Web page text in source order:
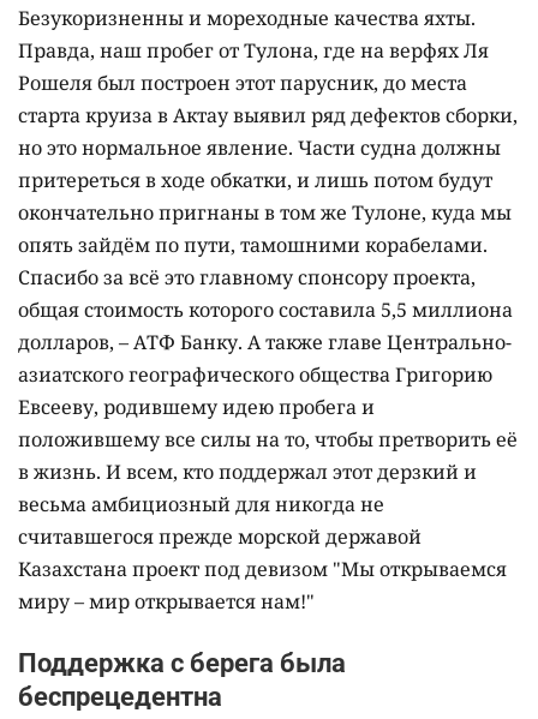
Безукоризненны и мореходные качества яхты.
Правда, наш пробег от Тулона, где на верфях Ля
Рошеля был построен этот парусник, до места
старта круиза в Актау выявил ряд дефектов сборки,
но это нормальное явление. Части судна должны
притереться в ходе обкатки, и лишь потом будут
окончательно пригнаны в том же Тулоне, куда мы
опять зайдём по пути, тамошними корабелами.
Спасибо за всё это главному спонсору проекта,
общая стоимость которого составила 5,5 миллиона
долларов, – АТФ Банку. А также главе Центрально-
азиатского географического общества Григорию
Евсееву, родившему идею пробега и
положившему все силы на то, чтобы претворить её
в жизнь. И всем, кто поддержал этот дерзкий и
весьма амбициозный для никогда не
считавшегося прежде морской державой
Казахстана проект под девизом "Мы открываемся
миру – мир открывается нам!"
Поддержка с берега была
беспрецедентна